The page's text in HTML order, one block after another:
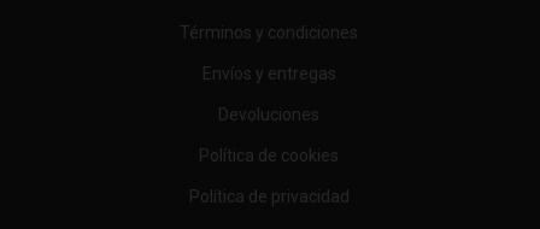
Términos y condiciones
Envíos y entregas
Devoluciones
Política de cookies
Política de privacidad